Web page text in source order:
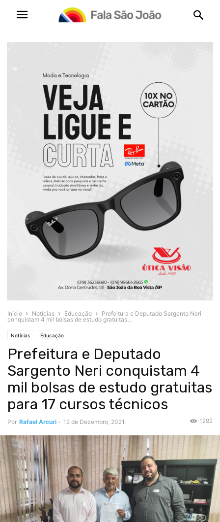
Início Notícias Educação
Prefeitura e Deputado Sargento Neri
conquistam 4 mil bolsas de estudo gratuitas...
Notícias Educação
Prefeitura e Deputado
Sargento Neri conquistam 4
mil bolsas de estudo gratuitas
para 17 cursos técnicos
Por Rafael Arcuri - 12 de Dezembro, 2021 1292